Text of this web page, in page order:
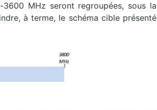
MHz seront regroupées, sous la
à terme, le schéma cible présenté